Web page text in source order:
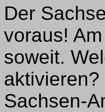
Der
voraus!
soweit.
aktivieren?
Sachsen-